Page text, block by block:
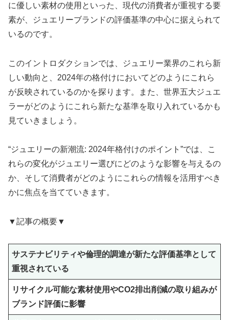
に優しい素材の使用といった、現代の消費者が重視する要
素が、ジュエリーブランドの評価基準の中心に据えられて
いるのです。
このイントロダクションでは、ジュエリー業界のこれら新
しい動向と、2024年の格付けにおいてどのようにこれら
が反映されているのかを探ります。また、世界五大ジュエ
ラーがどのようにこれら新たな基準を取り入れているかも
見ていきましょう。
“ジュエリーの新潮流: 2024年格付けのポイント”では、こ
れらの変化がジュエリー選びにどのような影響を与えるの
か、そして消費者がどのようにこれらの情報を活用すべき
かに焦点を当てていきます。
▼記事の概要▼
サステナビリティや倫理的調達が新たな評価基準として
重視されている
リサイクル可能な素材使用やCO2排出削減の取り組みが
ブランド評価に影響